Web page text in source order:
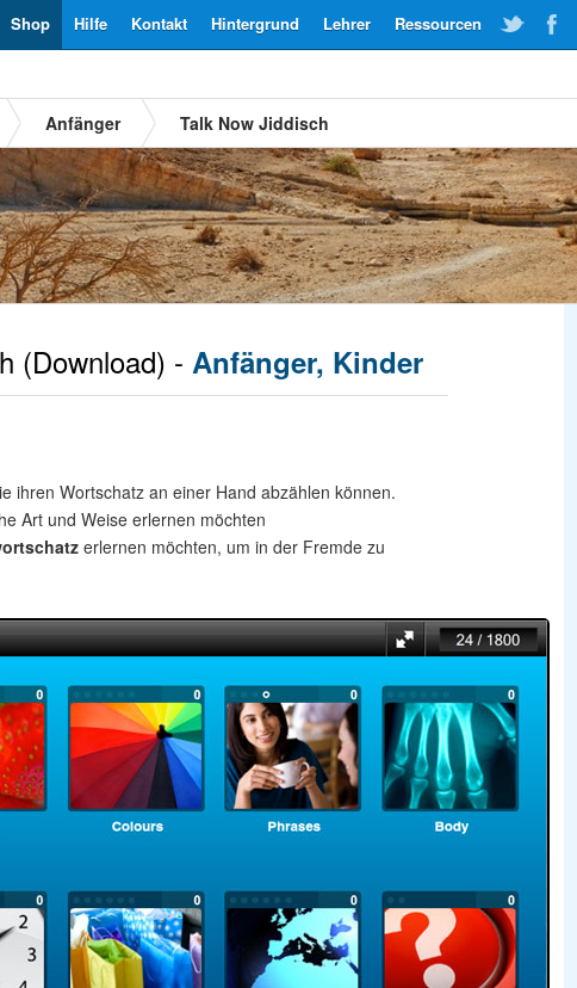
Ressourcen
Lehrer
Hintergrund
Kontakt
Hilfe
Shop
Anfänger Talk Now Jiddisch
(Download) - Anfänger, Kinder
ihren Wortschatz an einer Hand abzählen können.
Art und Weise erlernen möchten
erlernen möchten, um in der Fremde zu